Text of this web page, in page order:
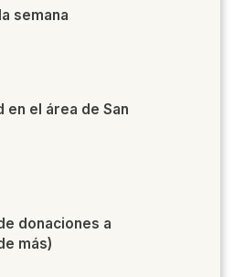
semana
en el área de San
donaciones a
más)